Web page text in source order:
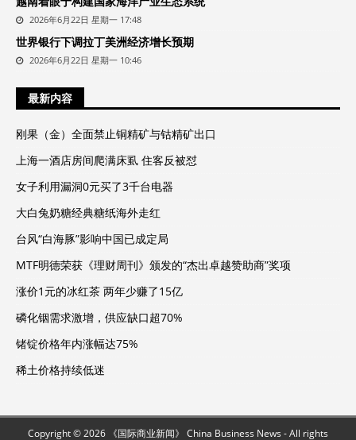
2026年6月22日 星期一 17:48
世界银行下调拉丁美洲经济增长预期
2026年6月22日 星期一 10:46
最新内容
刚果（金）全面禁止铜精矿与钴精矿出口
上海一酒店房间爬满床虱 住客反被怼
女子利用漏洞0元买了3千台电器
大白兔奶糖经典糖纸海外走红
台风“白海豚”影响中国已成定局
MTF明德荣获《理财周刊》颁发的“杰出卓越赞助商”奖项
涨价1元的冰红茶 两年少赚了15亿
磷化铟需求激增，供应缺口超70%
锗锭价格年内涨幅达75%
稀土价格持续低迷
Copyright © 2026 《国际商业新闻》 China Business News - All rights